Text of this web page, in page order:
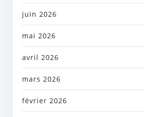
juin 2026
mai 2026
avril 2026
mars 2026
février 2026